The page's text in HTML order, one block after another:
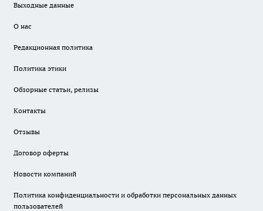
Выходные данные
О нас
Редакционная политика
Политика этики
Обзорные статьи, релизы
Контакты
Отзывы
Договор оферты
Новости компаний
Политика конфиденциальности и обработки персональных данных
пользователей